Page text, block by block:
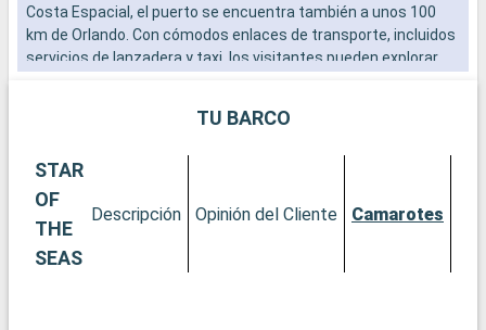
Costa Espacial, el puerto se encuentra también a unos 100
km de Orlando. Con cómodos enlaces de transporte, incluidos
servicios de lanzadera y taxi, los visitantes pueden explorar
Puerto Cañaveral ofrece rápido acceso a una gran variedad de
experiencias, desde tranquilas playas a aventuras espaciales.
El cercano Complejo de Visitantes del Centro Espacial
Kennedy es un destino obligado para cualquier persona
interesada en el espacio y la astronomía. Las playas de la
TU BARCO
STAR
OF
THE
SEAS
Descripción Opinión del Cliente Camarotes